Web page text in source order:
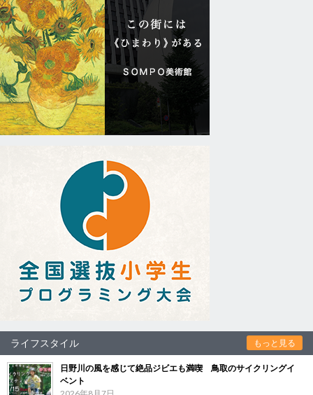
ライフスタイル もっと見る
日野川の風を感じて絶品ジビエも満喫 鳥取のサイクリングイ
ベント